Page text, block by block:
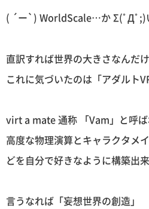
( ´ー`) WorldScale…か Σ(ﾟДﾟ;)
直訳すれば世界の大きさなんだ
これに気づいたのは「アダルト
virt a mate 通称 「Vam」と呼ば
高度な物理演算とキャラクタメ
どを自分で好きなように構築出
言うなれば「妄想世界の創造」